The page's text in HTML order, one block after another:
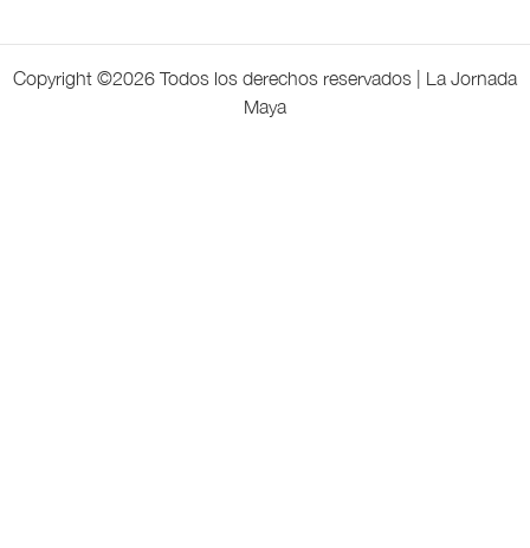
Copyright ©2026 Todos los derechos reservados | La Jornada
Maya